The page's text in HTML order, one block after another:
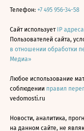
Телефон: +7 495 956-34-58
Сайт использует IP
Пользователей сайта,
в отношении обработки
Медиа»
Любое использование
соблюдении правил
vedomosti.ru
Новости, аналитика,
на данном сайте, не